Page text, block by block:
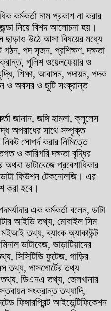
কর্মকর্তা নাম প্রকাশ না করার
নিয়ে বিশদ আলোচনা হয়।
ছাড়াও উঠে আসা বিষয়ের মধ্যে
পদ সৃজন, প্রশিক্ষণ, দক্ষতা
পুলিশ ওয়েলফেয়ার ও
শিক্ষা, আবাসন, পদায়ন, পদক
ও অবসর ও ছুটি সংক্রান্ত
জানান, জঙ্গি হামলা, ক্লুলেস
অপরাধের সাথে সম্পৃক্ত
সোপর্দ করার নিমিত্তে
ও কারিগরি দক্ষতা বৃদ্ধির
ডাটাবেজে প্রবেশাধিকার
ফিউশন টেকনোলজি। এর
করা হবে।
এক কর্মকর্তা বলেন, ডাটা
আইডি তথ্য, মোবাইল সিম
তথ্য, ব্যাংক অ্যাকাউন্ট
ডাটাবেজ, ভাড়াটিয়াদের
সিসিটিভি ফুটেজ, গাড়ির
তথ্য, পাসপোর্টের তথ্য
তথ্য, ডিএনএ তথ্য, জেলখানার
সংক্রান্ত তথ্যাদি,
আইডেন্টিফিকেশন